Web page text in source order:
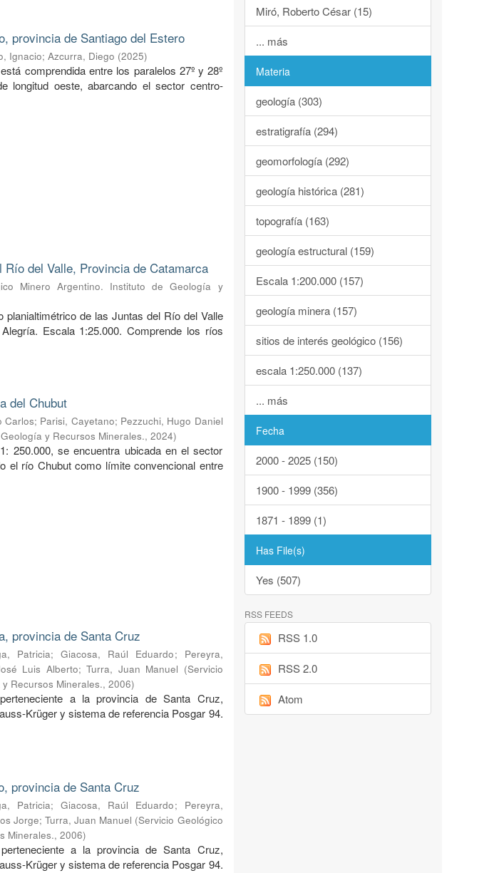
provincia de Santiago del Estero
Ignacio;Azcurra, Diego (2025)
comprendida entre los paralelos 27º y 28º
longitud oeste, abarcando el sector centro-
del Valle, Provincia de Catamarca
Minero Argentino. Instituto de Geología y
planialtimétrico de las Juntas del Río del Valle
Escala 1:25.000. Comprende los ríos
del Chubut
Carlos; Parisi, Cayetano; Pezzuchi, Hugo Daniel
y Recursos Minerales.,2024)
250.000, se encuentra ubicada en el sector
el río Chubut como límite convencional entre
provincia de Santa Cruz
Patricia;Giacosa, Raúl Eduardo; Pereyra,
Luis Alberto;Turra, Juan Manuel (Servicio
Recursos Minerales.,2006)
a la provincia de Santa Cruz,
Krüger y sistema de referencia Posgar 94.
provincia de Santa Cruz
Patricia;Giacosa, Raúl Eduardo; Pereyra,
Jorge;Turra, Juan Manuel (Servicio Geológico
Minerales.,2006)
a la provincia de Santa Cruz,
Krüger y sistema de referencia Posgar 94.
Miró, Roberto César (15)
... más
Materia
geología (303)
estratigrafía (294)
geomorfología (292)
geología histórica (281)
topografía (163)
geología estructural (159)
Escala 1:200.000 (157)
geología minera (157)
sitios de interés geológico (156)
escala 1:250.000 (137)
... más
Fecha
2000 - 2025 (150)
1900 - 1999 (356)
1871 - 1899 (1)
Has File(s)
Yes (507)
RSS FEEDS
RSS 1.0
RSS 2.0
Atom